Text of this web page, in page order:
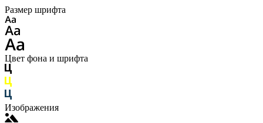
Размер шрифта
Цвет фона и шрифта
Изображения